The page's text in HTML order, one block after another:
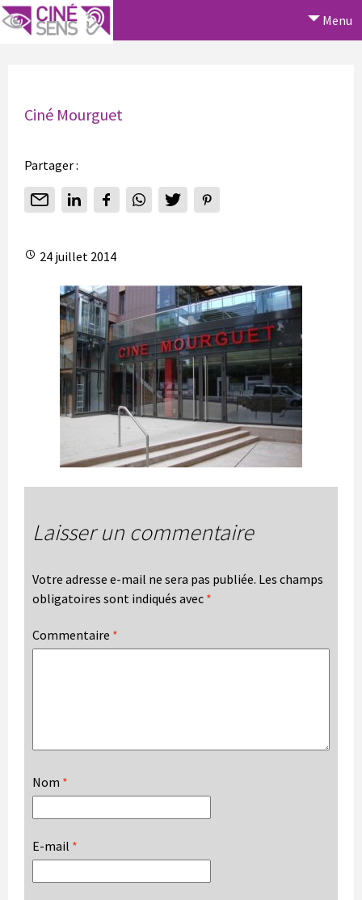
Menu
Ciné Mourguet
Partager :
24 juillet 2014
Laisser un commentaire
Votre adresse e-mail ne sera pas publiée. Les champs
obligatoires sont indiqués avec *
Commentaire *
Nom *
E-mail *